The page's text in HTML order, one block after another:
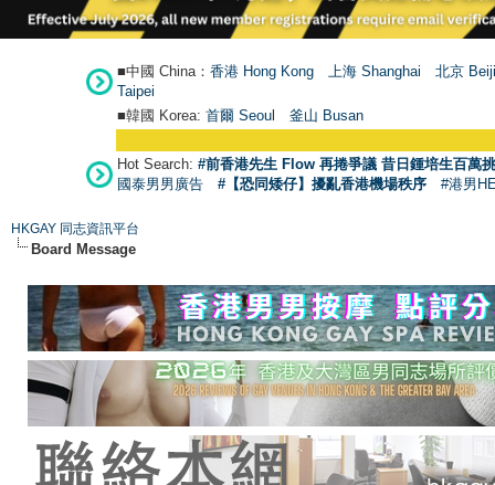
■中國 China： 香港 Hong Kong 上海 Shanghai
北京
Taipei
■韓國 Korea: 首爾 Seoul 釜山 Busan
Hot Search: #前香港先生 Flow 再捲爭議 昔日鍾培生百萬
國泰男男廣告
#【恐同矮仔】擾亂香港機場秩序 #港男
HKGAY 同志資訊平台
Board Message